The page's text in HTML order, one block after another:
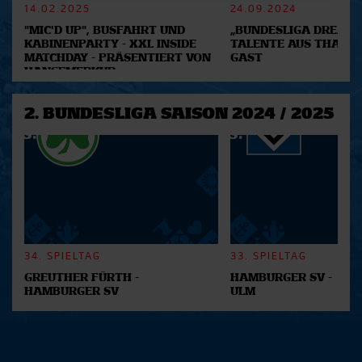
Abschnitt Einzelheiten
Wir verwenden Cookies, um Inhalte und Anzeigen zu
personalisieren, Funktionen für soziale Medien anbieten
analysieren. Außerdem geben wir Informationen zu Ihrer
soziale Medien, Werbung und Analysen weiter. Unsere
Partner führen diese Informationen möglicherweise mit
14.02.2025
"MIC'D UP", BUSFAHRT UND
KABINENPARTY - XXL INSIDE
MATCHDAY - PRÄSENTIERT VON
HANSEMERKUR
24.09.2024
„BUNDESLIGA DREAM
TALENTE AUS
GAST
2. BUNDESLIGA SAISON 2024 / 2025
34. SPIELTAG
GREUTHER FÜRTH -
HAMBURGER SV
33. SPIELTAG
HAMBURGER SV -
ULM